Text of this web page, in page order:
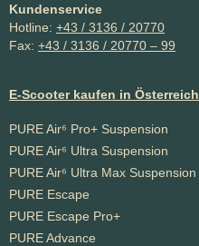
Kundenservice
Hotline: +43 / 3136 / 20770
Fax: +43 / 3136 / 20770 – 99
E-Scooter kaufen in Österreich
PURE Air⁶ Pro+ Suspension
PURE Air⁶ Ultra Suspension
PURE Air⁶ Ultra Max Suspension
PURE Escape
PURE Escape Pro+
PURE Advance